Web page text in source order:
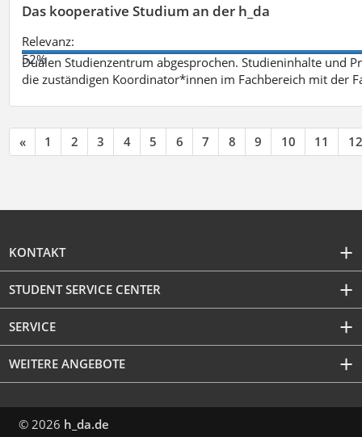
Das kooperative Studium an der h_da
Relevanz:
52%
Dualen Studienzentrum abgesprochen. Studieninhalte und
die zuständigen Koordinator*innen im Fachbereich mit der
« 1 2 3 4 5 6 7 8 9 10 11 12
KONTAKT
STUDENT SERVICE CENTER
SERVICE
WEITERE ANGEBOTE
© 2026 h_da.de